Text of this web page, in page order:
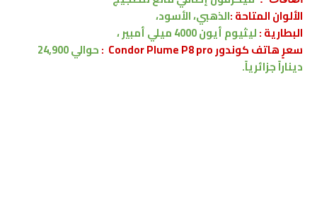
الألوان المتاحة :الذهبي، الأسود،
البطارية :ليثيوم أيون 4000 ميلي أمبير ،
سعرٍ هاتف كوندور Condor Plume P8 pro :
حوالي24,900
ديناراً جزائرياً.